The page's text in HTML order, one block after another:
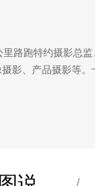
路跑特约摄影总
影、产品摄影等